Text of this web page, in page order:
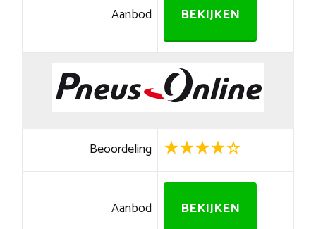
Aanbod BEKIJKEN
Beoordeling
Aanbod BEKIJKEN